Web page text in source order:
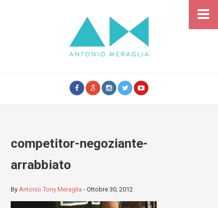
competitor-negoziante-
arrabbiato
By Antonio Tony Meraglia -Ottobre 30, 2012